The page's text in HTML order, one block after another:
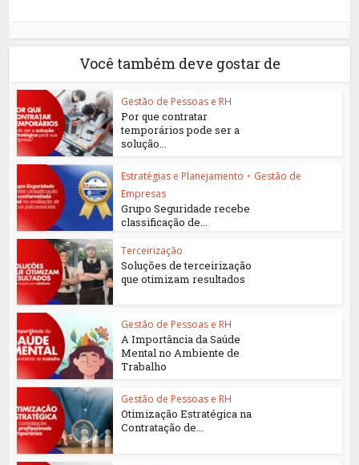
Você também deve gostar de
Gestão de Pessoas e RH
Por que contratar
temporários pode ser a
solução...
Estratégias e Planejamento • Gestão de
Empresas
Grupo Seguridade recebe
classificação de...
Terceirização
Soluções de terceirização
que otimizam resultados
Gestão de Pessoas e RH
A Importância da Saúde
Mental no Ambiente de
Trabalho
Gestão de Pessoas e RH
Otimização Estratégica na
Contratação de...